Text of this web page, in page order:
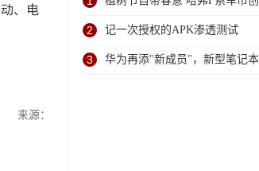
、电
来源：
2 记一次授权的APK渗透测试
3 华为再添"新成员"，新型笔记